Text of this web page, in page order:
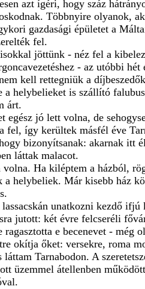
azt ígéri, hogy száz
Többnyire olyanok,
gazdasági épületet a
fel.
jöttünk - néz fel a
- az utóbbi
kell rettegniük a
a helybelieket is szállító
árt.
egész jó lett volna, de
így kerültek másfél éve
bizonyítsanak: akarnak
láttak malacot.
Ha kiléptem a házból,
a helybeliek. Már kisebb
unatkozni kezdő
jutott: két évre felcseréli
e becenevet -
okítja őket: versekre, roma
Tarnabodon. A
üzemmel átellenben